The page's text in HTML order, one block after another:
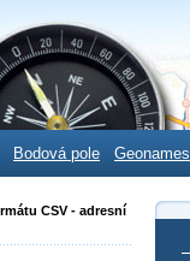
Bodová pole Geonames
CSV - adresní